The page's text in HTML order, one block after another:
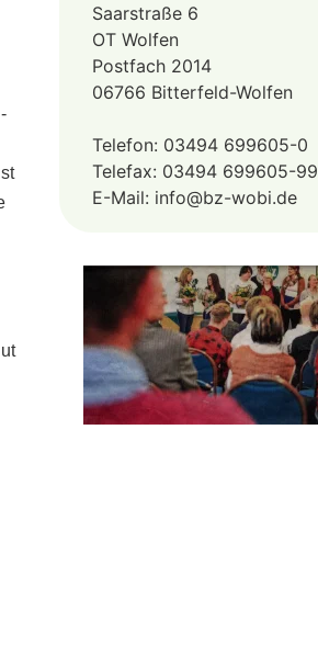
Saarstraße 6
OT Wolfen
Postfach 2014
06766 Bitterfeld-Wolfen
Telefon: 03494 699605-0
Telefax: 03494 699605-99
E-Mail: info@bz-wobi.de